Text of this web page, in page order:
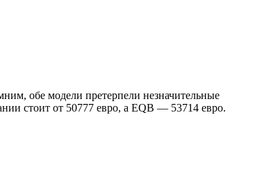
обе модели претерпели незначительные
стоит от 50777 евро, а EQB — 53714 евро.